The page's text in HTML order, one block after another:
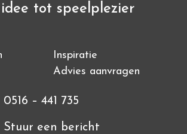
idee tot speelplezier
Inspiratie
Advies aanvragen
0516 – 441 735
Stuur een bericht